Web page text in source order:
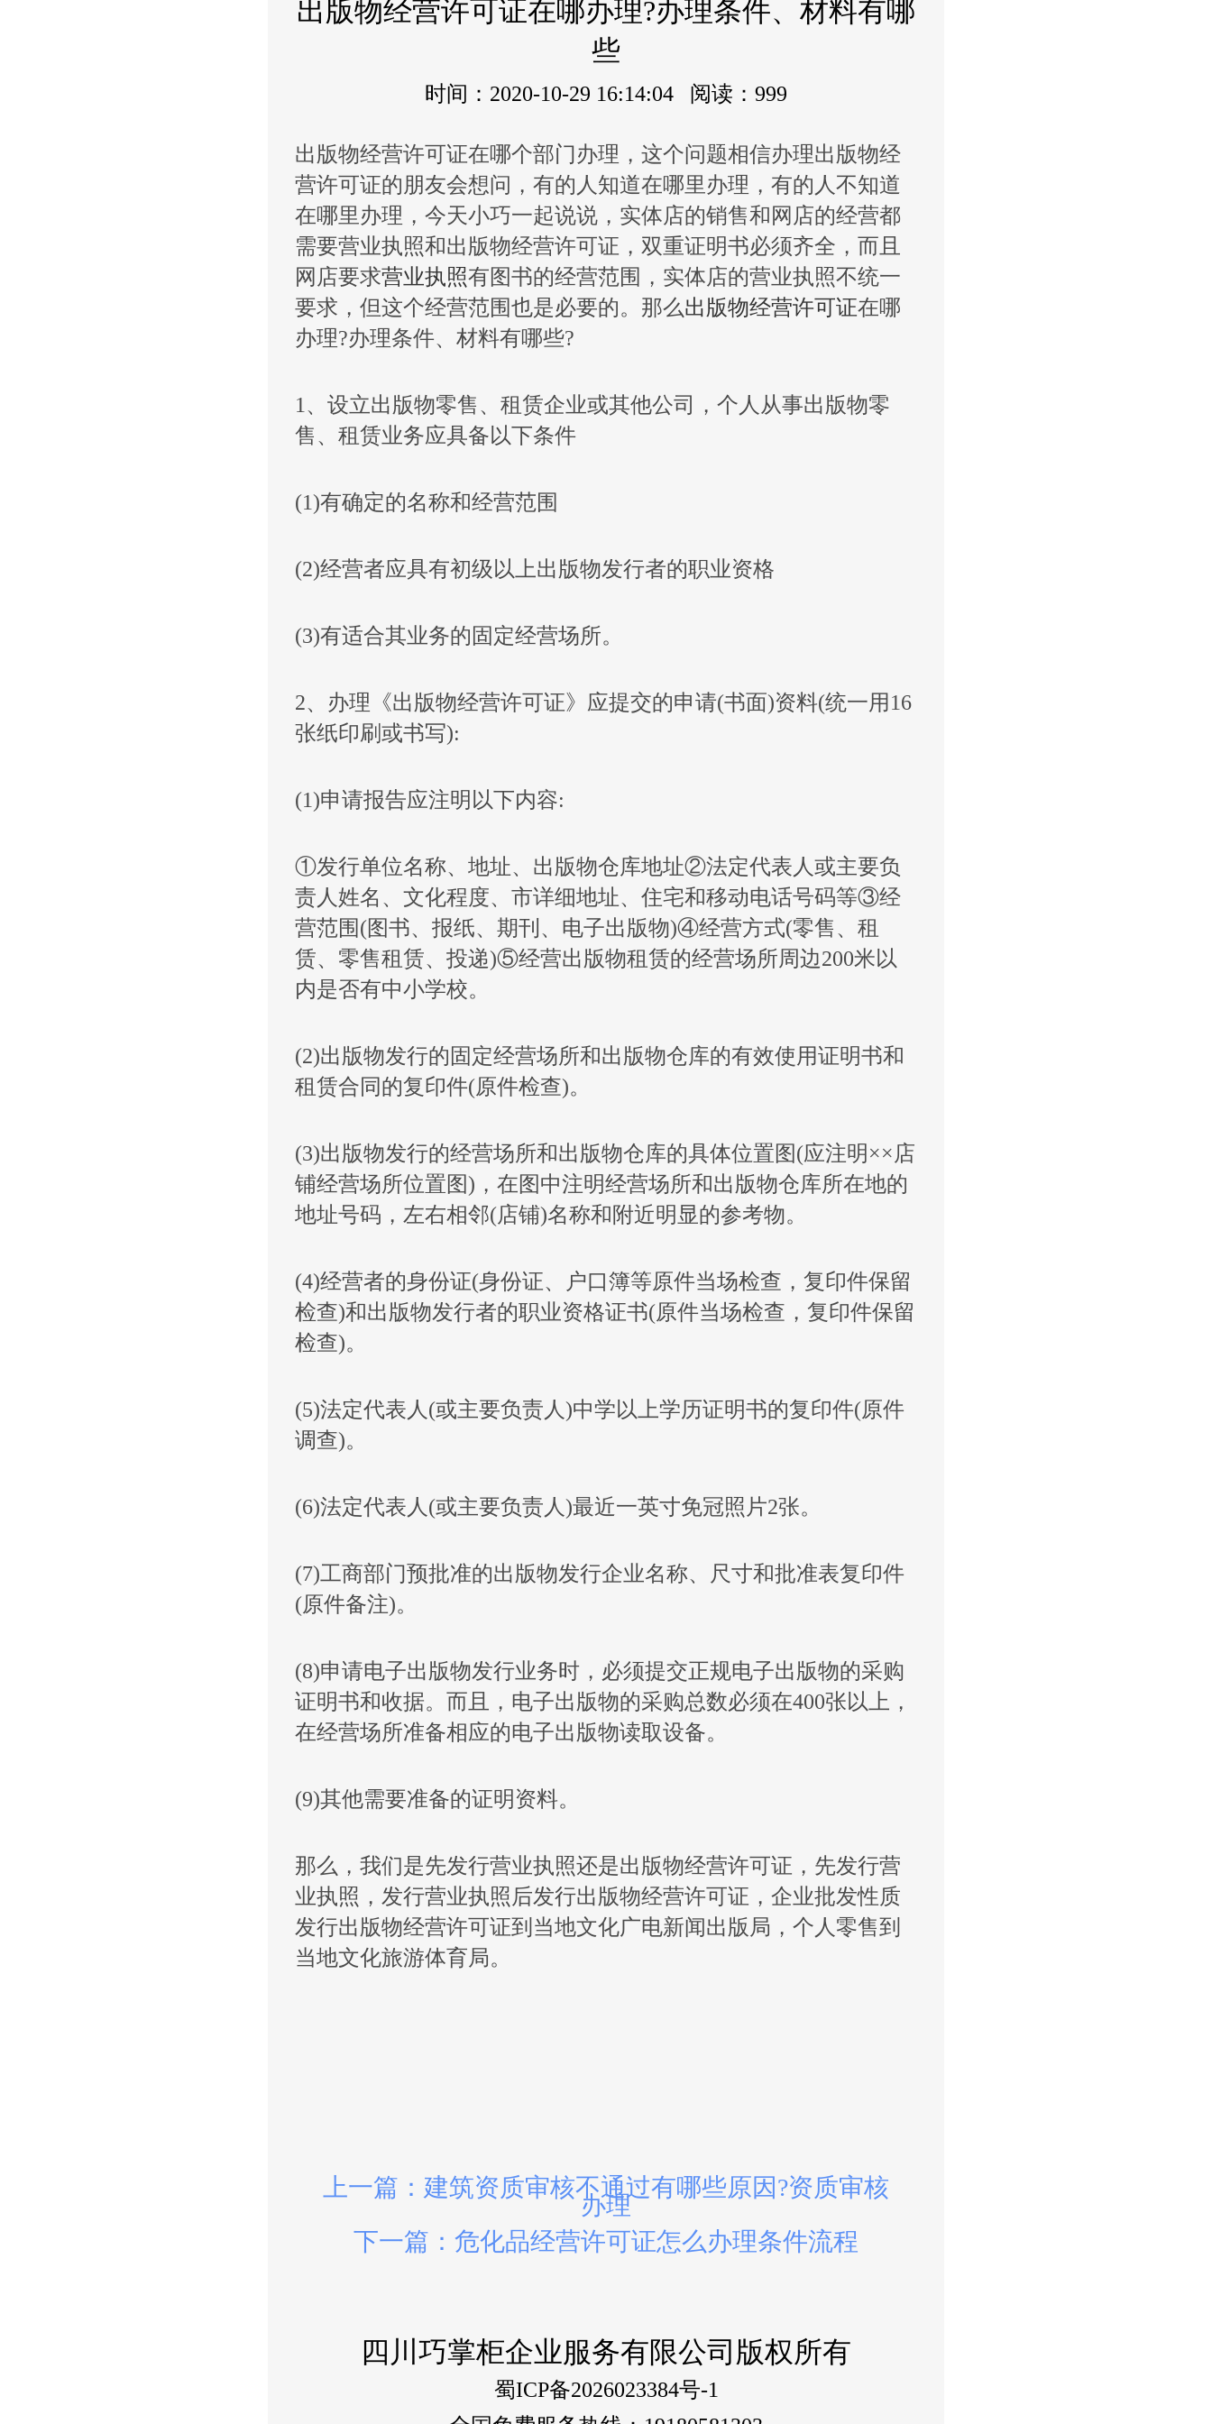
出版物经营许可证在哪办理?办理条件、材料有哪
些
时间：2020-10-29 16:14:04 阅读：999
出版物经营许可证在哪个部门办理，这个问题相信办理出版物经
营许可证的朋友会想问，有的人知道在哪里办理，有的人不知道
在哪里办理，今天小巧一起说说，实体店的销售和网店的经营都
需要营业执照和出版物经营许可证，双重证明书必须齐全，而且
网店要求营业执照有图书的经营范围，实体店的营业执照不统一
要求，但这个经营范围也是必要的。那么出版物经营许可证在哪
办理?办理条件、材料有哪些?
1、设立出版物零售、租赁企业或其他公司，个人从事出版物零
售、租赁业务应具备以下条件
(1)有确定的名称和经营范围
(2)经营者应具有初级以上出版物发行者的职业资格
(3)有适合其业务的固定经营场所。
2、办理《出版物经营许可证》应提交的申请(书面)资料(统一用16
张纸印刷或书写):
(1)申请报告应注明以下内容:
①发行单位名称、地址、出版物仓库地址②法定代表人或主要负
责人姓名、文化程度、市详细地址、住宅和移动电话号码等③经
营范围(图书、报纸、期刊、电子出版物)④经营方式(零售、租
赁、零售租赁、投递)⑤经营出版物租赁的经营场所周边200米以
内是否有中小学校。
(2)出版物发行的固定经营场所和出版物仓库的有效使用证明书和
租赁合同的复印件(原件检查)。
(3)出版物发行的经营场所和出版物仓库的具体位置图(应注明××店
铺经营场所位置图)，在图中注明经营场所和出版物仓库所在地的
地址号码，左右相邻(店铺)名称和附近明显的参考物。
(4)经营者的身份证(身份证、户口簿等原件当场检查，复印件保留
检查)和出版物发行者的职业资格证书(原件当场检查，复印件保留
检查)。
(5)法定代表人(或主要负责人)中学以上学历证明书的复印件(原件
调查)。
(6)法定代表人(或主要负责人)最近一英寸免冠照片2张。
(7)工商部门预批准的出版物发行企业名称、尺寸和批准表复印件
(原件备注)。
(8)申请电子出版物发行业务时，必须提交正规电子出版物的采购
证明书和收据。而且，电子出版物的采购总数必须在400张以上，
在经营场所准备相应的电子出版物读取设备。
(9)其他需要准备的证明资料。
那么，我们是先发行营业执照还是出版物经营许可证，先发行营
业执照，发行营业执照后发行出版物经营许可证，企业批发性质
发行出版物经营许可证到当地文化广电新闻出版局，个人零售到
当地文化旅游体育局。
上一篇：建筑资质审核不通过有哪些原因?资质审核
办理
下一篇：危化品经营许可证怎么办理条件流程
四川巧掌柜企业服务有限公司版权所有
蜀ICP备2026023384号-1